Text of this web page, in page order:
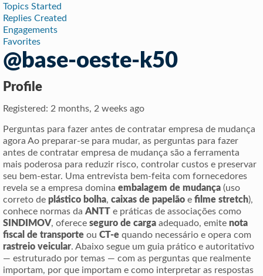
Topics Started
Replies Created
Engagements
Favorites
@base-oeste-k50
Profile
Registered: 2 months, 2 weeks ago
Perguntas para fazer antes de contratar empresa de mudança
agora Ao preparar-se para mudar, as perguntas para fazer
antes de contratar empresa de mudança são a ferramenta
mais poderosa para reduzir risco, controlar custos e preservar
seu bem-estar. Uma entrevista bem-feita com fornecedores
revela se a empresa domina embalagem de mudança (uso
correto de plástico bolha, caixas de papelão e filme stretch),
conhece normas da ANTT e práticas de associações como
SINDIMOV, oferece seguro de carga adequado, emite nota
fiscal de transporte ou CT-e quando necessário e opera com
rastreio veicular. Abaixo segue um guia prático e autoritativo
— estruturado por temas — com as perguntas que realmente
importam, por que importam e como interpretar as respostas